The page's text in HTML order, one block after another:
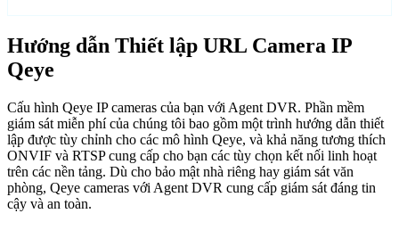
Hướng dẫn Thiết lập URL Camera IP
Qeye
Cấu hình Qeye IP cameras của bạn với Agent DVR. Phần mềm
giám sát miễn phí của chúng tôi bao gồm một trình hướng dẫn thiết
lập được tùy chỉnh cho các mô hình Qeye, và khả năng tương thích
ONVIF và RTSP cung cấp cho bạn các tùy chọn kết nối linh hoạt
trên các nền tảng. Dù cho bảo mật nhà riêng hay giám sát văn
phòng, Qeye cameras với Agent DVR cung cấp giám sát đáng tin
cậy và an toàn.